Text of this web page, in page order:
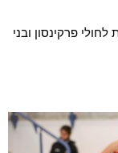
פרקינסון ובני